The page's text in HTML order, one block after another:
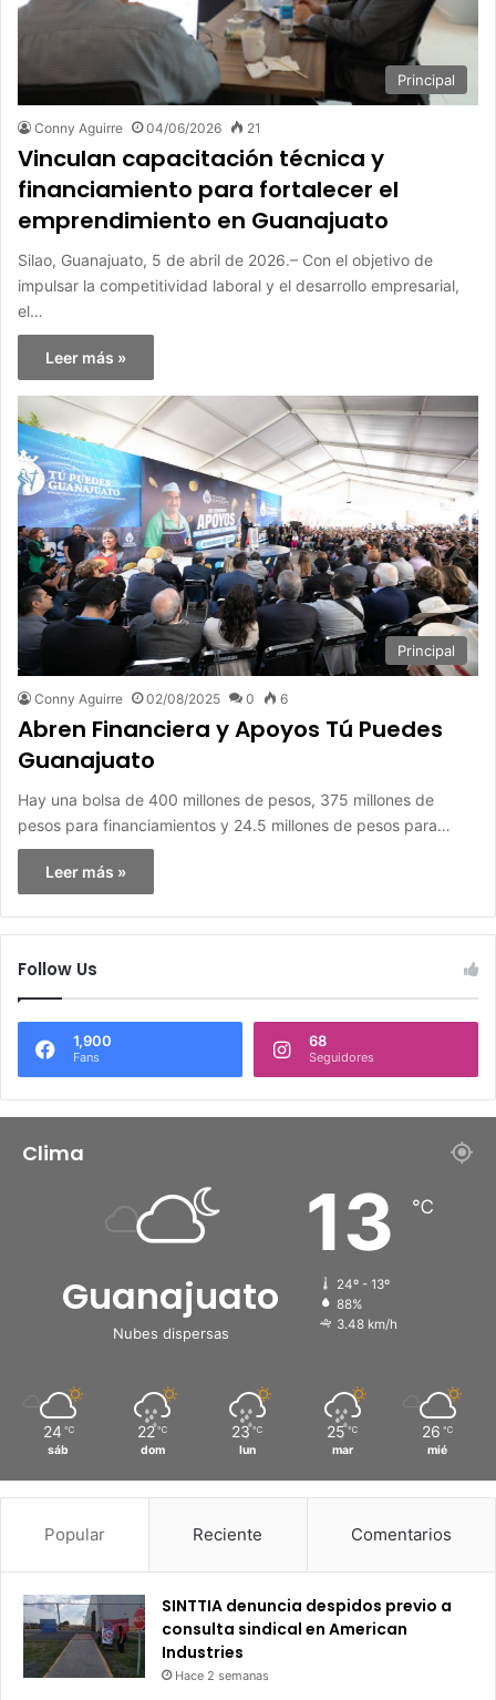
Principal
Conny Aguirre 04/06/2026 21
Vinculan capacitación técnica y
financiamiento para fortalecer el
emprendimiento en Guanajuato
Silao, Guanajuato, 5 de abril de 2026.– Con el objetivo de
impulsar la competitividad laboral y el desarrollo empresarial,
el…
Leer más »
Principal
Conny Aguirre 02/08/2025 0 6
Abren Financiera y Apoyos Tú Puedes
Guanajuato
Hay una bolsa de 400 millones de pesos, 375 millones de
pesos para financiamientos y 24.5 millones de pesos para…
Leer más »
Follow Us
1,900
Fans
68
Seguidores
Clima
Guanajuato
Nubes dispersas
13 ℃
24º - 13º
88%
3.48 km/h
24 ℃
sáb
22 ℃
dom
23 ℃
lun
25 ℃
mar
26 ℃
mié
Popular Reciente Comentarios
SINTTIA denuncia despidos previo a
consulta sindical en American
Industries
Hace 2 semanas